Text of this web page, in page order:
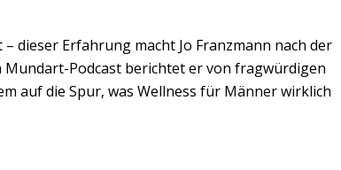
dieser Erfahrung macht Jo Franzmann nach der
Podcast berichtet er von fragwürdigen
auf die Spur, was Wellness für Männer wirklich